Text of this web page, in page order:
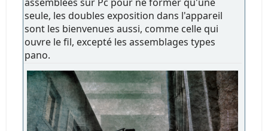
seule, les doubles exposition dans l'appareil
sont les bienvenues aussi, comme celle qui
ouvre le fil, excepté les assemblages types
pano.